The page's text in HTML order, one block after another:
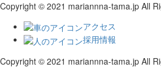
Copyright © 2021 mariannna-tama.jp All
アクセス
採用情報
Copyright © 2021 mariannna-tama.jp All